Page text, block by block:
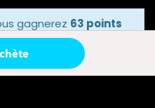
gagnerez 63 points
de fidélité.
points bonus